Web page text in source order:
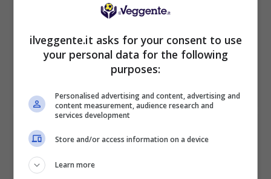
Sport
2050€
VERIFICA
Mostra Informazioni
DAZNBet
ilveggente.it asks for your consent to use
your personal data for the following
purposes:
Personalised advertising and content, advertising and
content measurement, audience research and
services development
Store and/or access information on a device
Learn more